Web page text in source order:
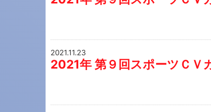
2021.11.23
2021年 第９回スポーツＣＶ